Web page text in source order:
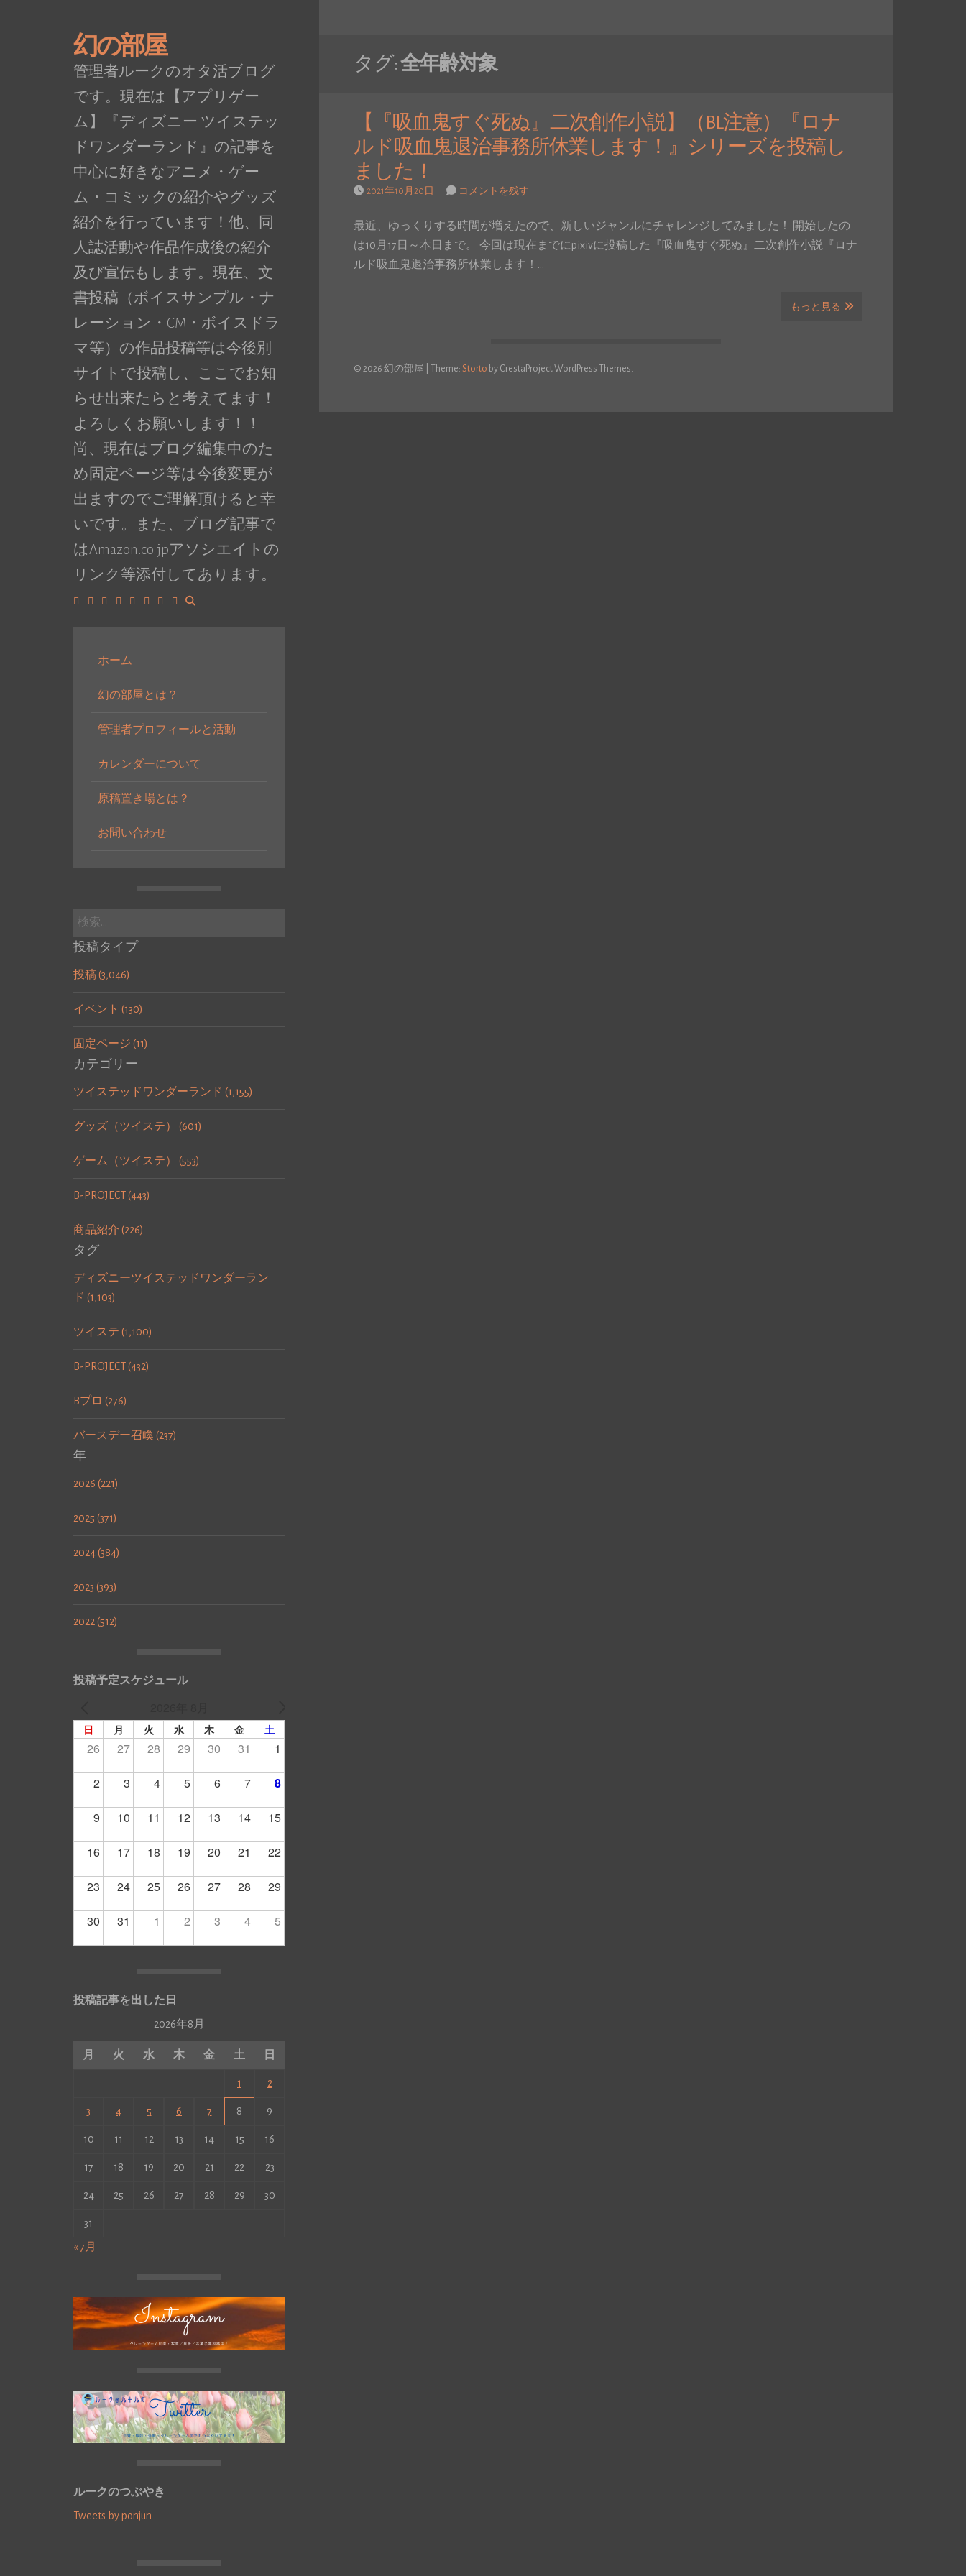
幻の部屋
管理者ルークのオタ活ブログ
です。現在は【アプリゲー
ム】『ディズニー ツイステッ
ドワンダーランド』の記事を
中心に好きなアニメ・ゲー
ム・コミックの紹介やグッズ
紹介を行っています！他、同
人誌活動や作品作成後の紹介
及び宣伝もします。現在、文
書投稿（ボイスサンプル・ナ
レーション・CM・ボイスドラ
マ等）の作品投稿等は今後別
サイトで投稿し、ここでお知
らせ出来たらと考えてます！
よろしくお願いします！！
尚、現在はブログ編集中のた
め固定ページ等は今後変更が
出ますのでご理解頂けると幸
いです。また、ブログ記事で
はAmazon.co.jpアソシエイトの
リンク等添付してあります。
ホーム
幻の部屋とは？
管理者プロフィールと活動
カレンダーについて
原稿置き場とは？
お問い合わせ
検
投稿タイプ
投稿 (3,046)
イベント (130)
固定ページ (11)
カテゴリー
ツイステッドワンダーランド (1,155)
グッズ（ツイステ） (601)
ゲーム（ツイステ） (553)
B-PROJECT (443)
商品紹介 (226)
タグ
ディズニーツイステッドワンダーラン
ド (1,103)
ツイステ (1,100)
B-PROJECT (432)
Bプロ (276)
バースデー召喚 (237)
年
2026 (221)
2025 (371)
2024 (384)
2023 (393)
2022 (512)
投稿予定スケジュール
日 月 火 水 木 金 土
26 27 28 29 30 31 1
2 3 4 5 6 7 8
9 10 11 12 13 14 15
16 17 18 19 20 21 22
23 24 25 26 27 28 29
30 31 1 2 3 4 5
投稿記事を出した日
2026年8月
月 火 水 木 金 土 日
1 2
3 4 5 6 7 8 9
10 11 12 13 14 15 16
17 18 19 20 21 22 23
24 25 26 27 28 29 30
31
« 7月
ルークのつぶやき
Tweets by ponjun
タグ:全年齢対象
【『吸血鬼すぐ死ぬ』二次創作小説】（BL注意）『ロナ
ルド吸血鬼退治事務所休業します！』シリーズを投稿し
ました！
2021年10月20日 コメントを残す
最近、ゆっくりする時間が増えたので、新しいジャンルにチャレンジしてみました！ 開始したの
は10月17日～本日まで。 今回は現在までにpixivに投稿した『吸血鬼すぐ死ぬ』二次創作小説『ロナ
ルド吸血鬼退治事務所休業します！…
もっと見る
© 2026 幻の部屋 Theme: Storto by CrestaProject WordPress Themes.